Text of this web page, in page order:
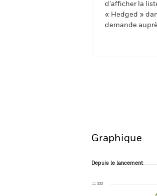
d’afficher la
« Hedged »
demande
Graphique
Depuis le lancement
The chart has 1 X
The chart has 1 Y axis
Depuis le lancement
11 000